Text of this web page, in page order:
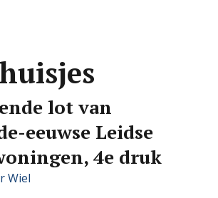
lot van
eeuwse Leidse
4e druk
Wiel